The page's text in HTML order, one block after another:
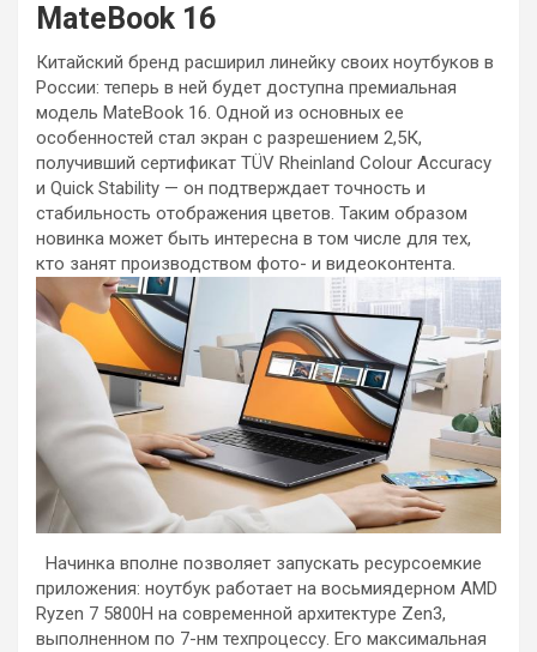
MateBook 16
Китайский бренд расширил линейку своих ноутбуков в
России: теперь в ней будет доступна премиальная
модель MateBook 16. Одной из основных ее
особенностей стал экран с разрешением 2,5К,
получивший сертификат TÜV Rheinland Colour Accuracy
и Quick Stability — он подтверждает точность и
стабильность отображения цветов. Таким образом
новинка может быть интересна в том числе для тех,
кто занят производством фото- и видеоконтента.
Начинка вполне позволяет запускать ресурсоемкие
приложения: ноутбук работает на восьмиядерном AMD
Ryzen 7 5800H на современной архитектуре Zen3,
выполненном по 7-нм техпроцессу. Его максимальная